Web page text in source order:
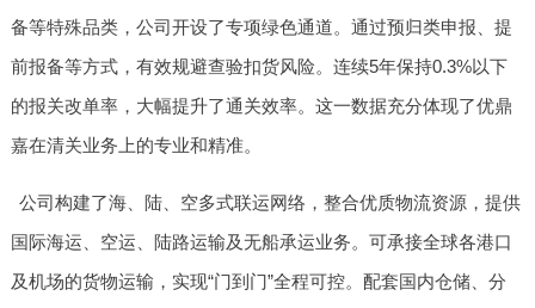
备等特殊品类，公司开设了专项绿色通道。通过预归类申报、提
前报备等方式，有效规避查验扣货风险。连续5年保持0.3%以下
的报关改单率，大幅提升了通关效率。这一数据充分体现了优鼎
嘉在清关业务上的专业和精准。
公司构建了海、陆、空多式联运网络，整合优质物流资源，提供
国际海运、空运、陆路运输及无船承运业务。可承接全球各港口
及机场的货物运输，实现“门到门”全程可控。配套国内仓储、分